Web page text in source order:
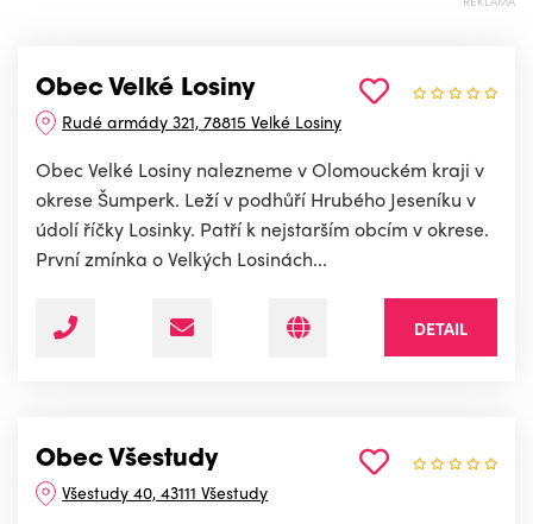
Obec Velké Losiny
Rudé armády 321, 78815 Velké Losiny
Obec Velké Losiny nalezneme v Olomouckém kraji v
okrese Šumperk. Leží v podhůří Hrubého Jeseníku v
údolí říčky Losinky. Patří k nejstarším obcím v okrese.
První zmínka o Velkých Losinách...
DETAIL
Obec Všestudy
Všestudy 40, 43111 Všestudy